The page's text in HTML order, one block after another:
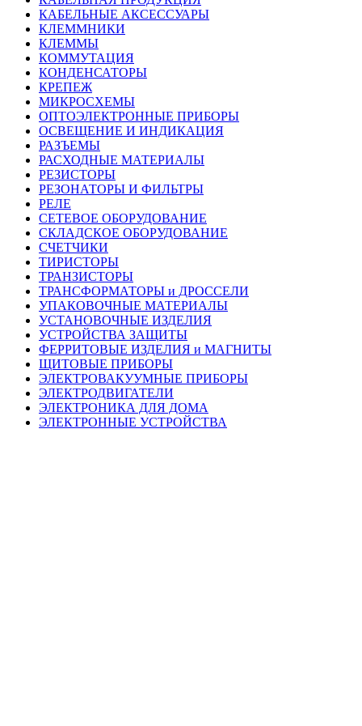
КАБЕЛЬНЫЕ АКСЕССУАРЫ
КЛЕММНИКИ
КЛЕММЫ
КОММУТАЦИЯ
КОНДЕНСАТОРЫ
КРЕПЕЖ
МИКРОСХЕМЫ
ОПТОЭЛЕКТРОННЫЕ ПРИБОРЫ
ОСВЕЩЕНИЕ И ИНДИКАЦИЯ
РАЗЪЕМЫ
РАСХОДНЫЕ МАТЕРИАЛЫ
РЕЗИСТОРЫ
РЕЗОНАТОРЫ И ФИЛЬТРЫ
РЕЛЕ
СЕТЕВОЕ ОБОРУДОВАНИЕ
СКЛАДСКОЕ ОБОРУДОВАНИЕ
СЧЕТЧИКИ
ТИРИСТОРЫ
ТРАНЗИСТОРЫ
ТРАНСФОРМАТОРЫ и ДРОССЕЛИ
УПАКОВОЧНЫЕ МАТЕРИАЛЫ
УСТАНОВОЧНЫЕ ИЗДЕЛИЯ
УСТРОЙСТВА ЗАЩИТЫ
ФЕРРИТОВЫЕ ИЗДЕЛИЯ и МАГНИТЫ
ЩИТОВЫЕ ПРИБОРЫ
ЭЛЕКТРОВАКУУМНЫЕ ПРИБОРЫ
ЭЛЕКТРОДВИГАТЕЛИ
ЭЛЕКТРОНИКА ДЛЯ ДОМА
ЭЛЕКТРОННЫЕ УСТРОЙСТВА